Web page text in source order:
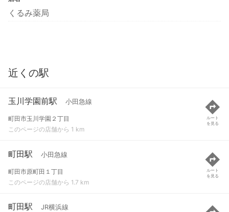
くるみ薬局
近くの駅
玉川学園前駅 小田急線
町田市玉川学園２丁目
このページの店舗から 1 km
ルート
を見る
町田駅 小田急線
町田市原町田１丁目
このページの店舗から 1.7 km
ルート
を見る
町田駅 JR横浜線